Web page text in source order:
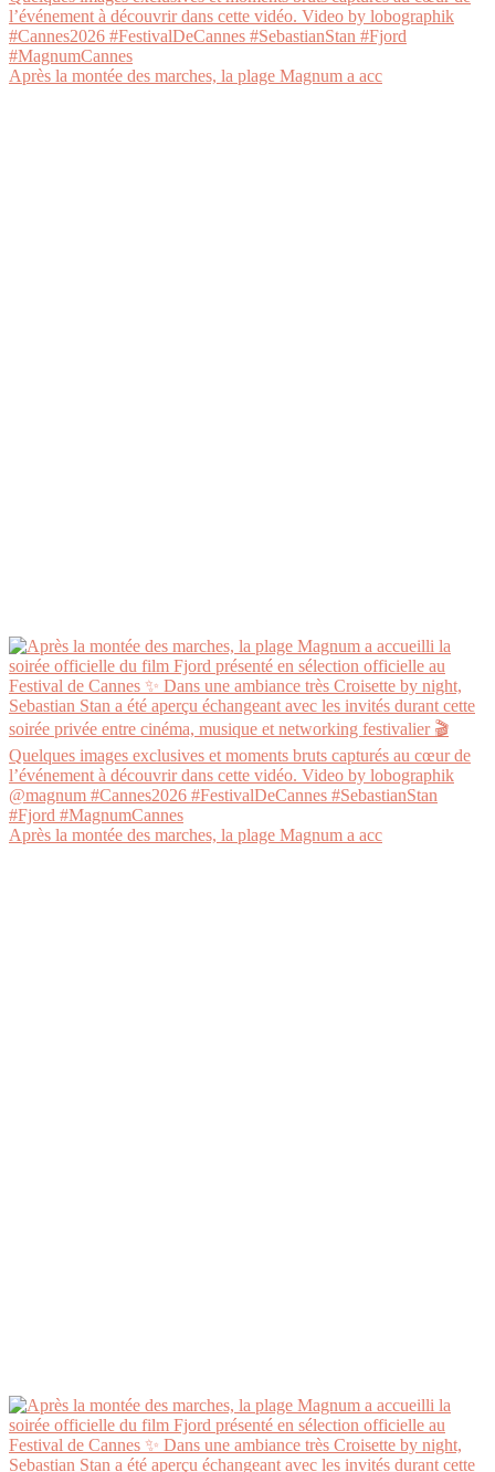
Après la montée des marches, la plage Magnum a acc
Après la montée des marches, la plage Magnum a acc